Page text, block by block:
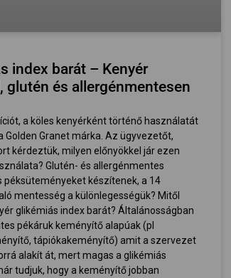
index barát – Kenyér
glutén és allergénmentesen
a köles kenyérként történő használatát
Golden Granet márka. Az ügyvezetőt,
kérdeztük, milyen előnyökkel jár ezen
Glutén- és allergénmentes
péksüteményeket készítenek, a 14
mentesség a különlegességük? Mitől
glikémiás index barát? Általánosságban
pékáruk keményítő alapúak (pl
tápiókakeményítő) amit a szervezet
alakít át, mert magas a glikémiás
tudjuk, hogy a keményítő jobban